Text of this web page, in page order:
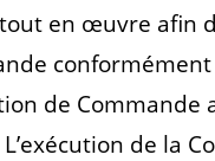
en œuvre afin
conformément
de Commande
de la